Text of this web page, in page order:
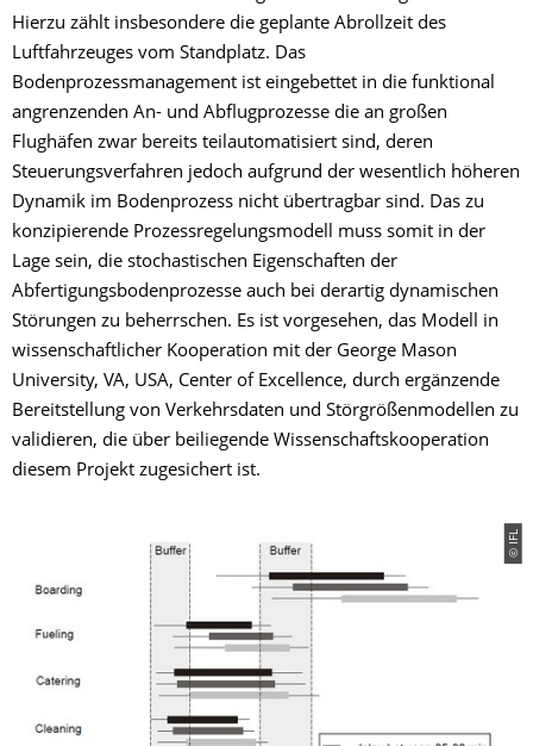
Hierzu zählt insbesondere die geplante Abrollzeit des
Luftfahrzeuges vom Standplatz. Das
Bodenprozessmanagement ist eingebettet in die funktional
angrenzenden An- und Abflugprozesse die an großen
Flughäfen zwar bereits teilautomatisiert sind, deren
Steuerungsverfahren jedoch aufgrund der wesentlich höheren
Dynamik im Bodenprozess nicht übertragbar sind. Das zu
konzipierende Prozessregelungsmodell muss somit in der
Lage sein, die stochastischen Eigenschaften der
Abfertigungsbodenprozesse auch bei derartig dynamischen
Störungen zu beherrschen. Es ist vorgesehen, das Modell in
wissenschaftlicher Kooperation mit der George Mason
University, VA, USA, Center of Excellence, durch ergänzende
Bereitstellung von Verkehrsdaten und Störgrößenmodellen zu
validieren, die über beiliegende Wissenschaftskooperation
diesem Projekt zugesichert ist.
© IFL